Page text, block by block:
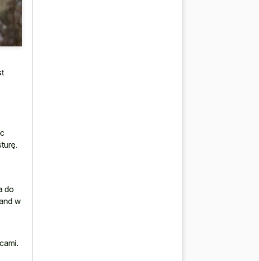
do
w